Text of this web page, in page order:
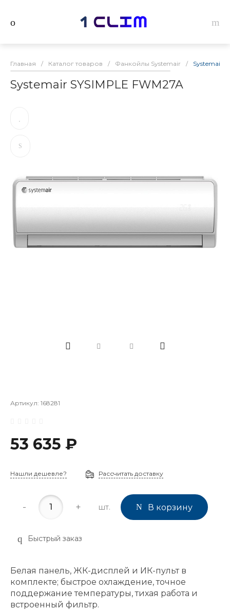
Главная / Каталог товаров / Фанкойлы Systemair / Systemair
Systemair SYSIMPLE FWM27A
Артикул: 168281
53 635 ₽
Нашли дешевле? Рассчитать доставку
- + шт. В корзину
Быстрый заказ
Белая панель, ЖК-дисплей и ИК-пульт в
комплекте; быстрое охлаждение, точное
поддержание температуры, тихая работа и
встроенный фильтр.